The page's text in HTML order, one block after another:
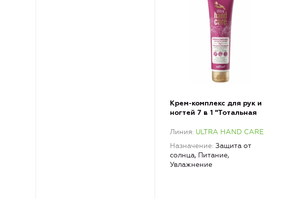
Крем-комплекс для рук и
ногтей 7 в 1 "Тотальная
Линия ULTRA HAND CARE
Назначение Защита от
солнца, Питание,
Увлажнение